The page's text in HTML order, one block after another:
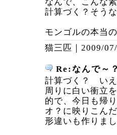
計算づく？そう
モンゴルの本当
猫三匹｜ 2009/
Re:なんで～
計算づく？ いえ
周りに白い衝立
的で、今日も帰
オ？に映りこん
形違いも作りま